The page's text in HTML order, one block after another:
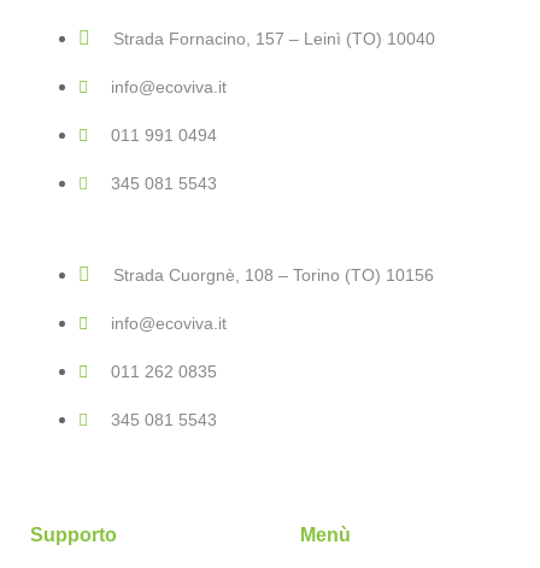
Strada Fornacino, 157 – Leinì (TO) 10040
info@ecoviva.it
011 991 0494
345 081 5543
Strada Cuorgnè, 108 – Torino (TO) 10156
info@ecoviva.it
011 262 0835
345 081 5543
Supporto Menù